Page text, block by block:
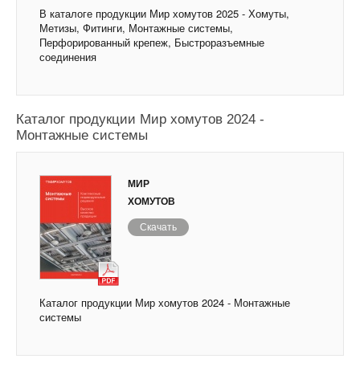
В каталоге продукции Мир хомутов 2025 - Хомуты,
Метизы, Фитинги, Монтажные системы,
Перфорированный крепеж, Быстроразъемные
соединения
Каталог продукции Мир хомутов 2024 -
Монтажные системы
МИР
ХОМУТОВ
Скачать
Каталог продукции Мир хомутов 2024 - Монтажные
системы